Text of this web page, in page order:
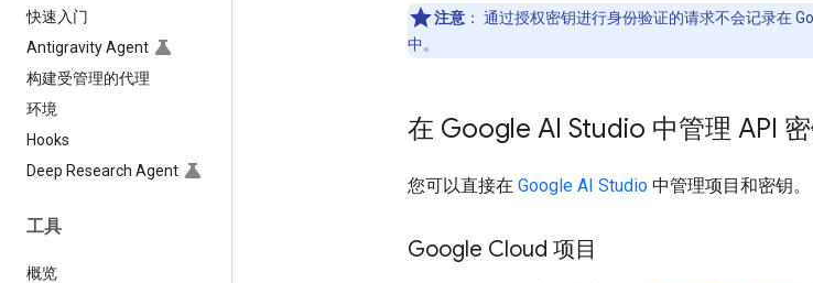
快速入门
Antigravity Agent
构建受管理的代理
环境
Hooks
Deep Research Agent
工具
概览
注意 ： 通过授权密钥进行身份验证的请求不会记录在
中。
在 Google AI Studio 中管理 API
您可以直接在 Google AI Studio 中管理项目和密钥。
Google Cloud 项目